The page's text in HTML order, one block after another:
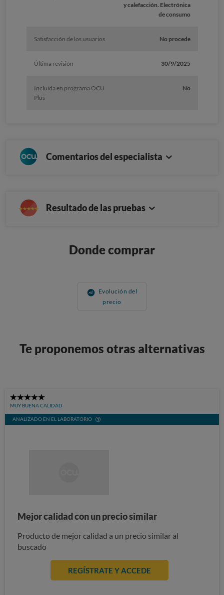
y calefacción. Electrónica
de consumo
Satisfacción de los usuarios No procede
Última revisión 30/9/2025
Incluida en programa OCU
Plus
No
Comentarios del especialista
Resultado de las pruebas
Donde comprar
Evolución del
precio
Te proponemos otras alternativas
5
Stars
MUY BUENA CALIDAD
ANALIZADO EN EL LABORATORIO
Mejor calidad con un precio similar
Producto de mejor calidad a un precio similar al
buscado
REGÍSTRATE Y ACCEDE